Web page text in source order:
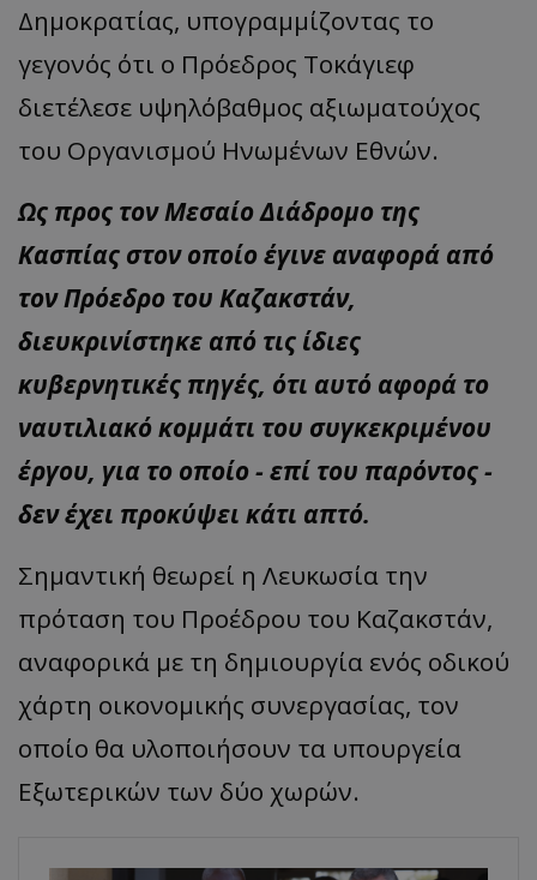
Δημοκρατίας, υπογραμμίζοντας το
γεγονός ότι ο Πρόεδρος Τοκάγιεφ
διετέλεσε υψηλόβαθμος αξιωματούχος
του Οργανισμού Ηνωμένων Εθνών.
Ως προς τον Μεσαίο Διάδρομο της
Κασπίας στον οποίο έγινε αναφορά από
τον Πρόεδρο του Καζακστάν,
διευκρινίστηκε από τις ίδιες
κυβερνητικές πηγές, ότι αυτό αφορά το
ναυτιλιακό κομμάτι του συγκεκριμένου
έργου, για το οποίο - επί του παρόντος -
δεν έχει προκύψει κάτι απτό.
Σημαντική θεωρεί η Λευκωσία την
πρόταση του Προέδρου του Καζακστάν,
αναφορικά με τη δημιουργία ενός οδικού
χάρτη οικονομικής συνεργασίας, τον
οποίο θα υλοποιήσουν τα υπουργεία
Εξωτερικών των δύο χωρών.